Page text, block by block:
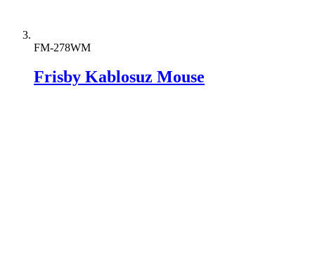
FM-278WM
Frisby Kablosuz Mouse